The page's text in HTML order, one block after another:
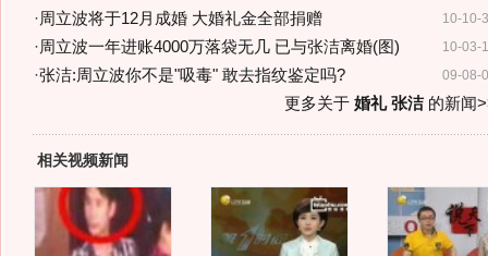
10-10-
·周立波将于12月成婚 大婚礼金全部捐赠
10-03-
·周立波一年进账4000万落袋无几 已与张洁离婚(图)
09-08-
·张洁:周立波你不是"吸毒" 敢去指纹鉴定吗?
更多关于 婚礼 张洁的新闻
相关视频新闻